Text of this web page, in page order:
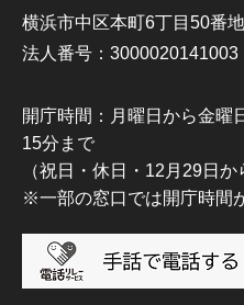
横浜市中区本町6丁目50番
法人番号：3000020141003
開庁時間：月曜日から金曜
15分まで
（祝日・休日・12月29日か
※一部の窓口では開庁時間